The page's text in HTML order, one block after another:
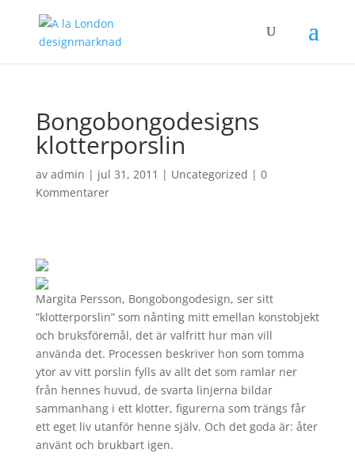
Bongobongodesigns
klotterporslin
av admin | jul 31, 2011 | Uncategorized | 0
Kommentarer
Margita Persson, Bongobongodesign, ser sitt
”klotterporslin” som nånting mitt emellan konstobjekt
och bruksföremål, det är valfritt hur man vill
använda det. Processen beskriver hon som tomma
ytor av vitt porslin fylls av allt det som ramlar ner
från hennes huvud, de svarta linjerna bildar
sammanhang i ett klotter, figurerna som trängs får
ett eget liv utanför henne själv. Och det goda är: åter
använt och brukbart igen.